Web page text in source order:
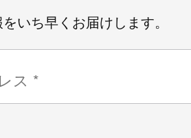
いち早くお届けします。